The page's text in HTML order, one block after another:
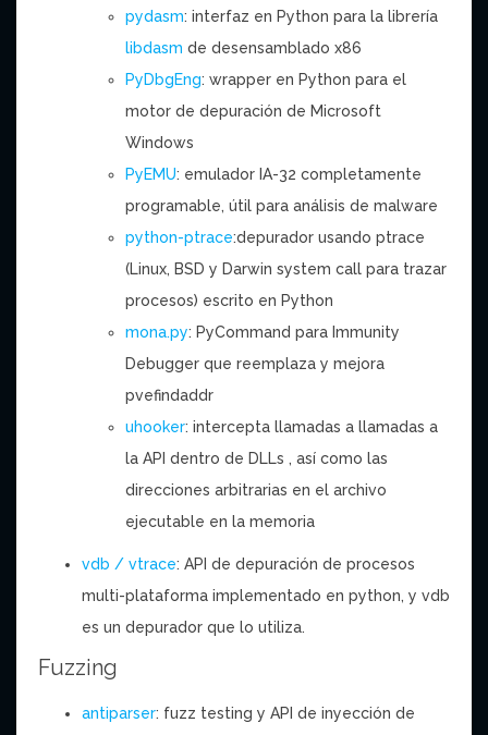
pydasm: interfaz en Python para la librería
libdasm de desensamblado x86
PyDbgEng: wrapper en Python para el
motor de depuración de Microsoft
Windows
PyEMU: emulador IA-32 completamente
programable, útil para análisis de malware
python-ptrace:depurador usando ptrace
(Linux, BSD y Darwin system call para trazar
procesos) escrito en Python
mona.py: PyCommand para Immunity
Debugger que reemplaza y mejora
pvefindaddr
uhooker: intercepta llamadas a llamadas a
la API dentro de DLLs , así como las
direcciones arbitrarias en el archivo
ejecutable en la memoria
vdb / vtrace: API de depuración de procesos
multi-plataforma implementado en python, y vdb
es un depurador que lo utiliza.
Fuzzing
antiparser: fuzz testing y API de inyección de